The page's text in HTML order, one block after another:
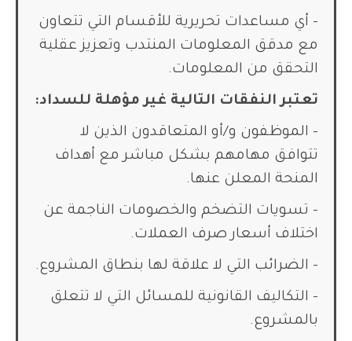
– أي مساعدات تحريرية للأقسام التي تتعاون
مع مدقق المعلومات المنتدب وتعزيز عقلية
التحقق من المعلومات.
تعتبر النفقات التالية غير مؤهلة للسداد:
– الموظفون و/أو المتعاقدون الذين لا
تتوافق مهامهم بشكل مباشر مع أهداف
المنحة المعلن عنها.
– تسويات التضخم والخصومات الناجمة عن
اختلاف أسعار صرف العملات.
– الضرائب التي لا علاقة لها بنطاق المشروع.
– التكاليف القانونية للمسائل التي لا تتعلق
بالمشروع.